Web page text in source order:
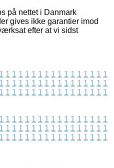
på nettet i Danmark
gives ikke garantier imod
efter at vi sidst
1 1 1 1 1 1 1 1 1 1 1 1 1 1 1 1 1
1 1 1 1 1 1 1 1 1 1 1 1 1 1 1 1 1
1 1 1 1 1 1 1 1 1 1 1 1 1 1 1 1 1
1 1 1 1 1 1 1 1 1 1 1 1 1 1 1 1 1
1 1 1 1 1 1 1 1 1 1 1 1 1 1 1 1 1
1 1 1 1 1 1 1 1 1 1 1 1 1 1 1 1 1